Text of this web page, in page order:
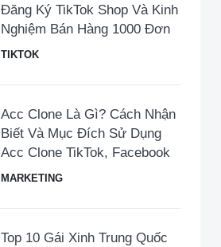
Đăng Ký TikTok Shop Và Kinh
Nghiệm Bán Hàng 1000 Đơn
TIKTOK
Acc Clone Là Gì? Cách Nhận
Biết Và Mục Đích Sử Dụng
Acc Clone TikTok, Facebook
MARKETING
Top 10 Gái Xinh Trung Quốc